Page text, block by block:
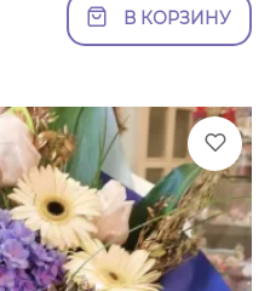
В КОРЗИНУ